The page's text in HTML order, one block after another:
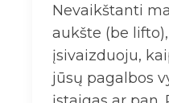
Nevaikštanti
aukšte (be
įsivaizduoju,
jūsų pagalbos